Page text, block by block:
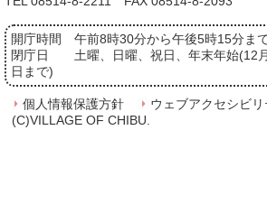
開庁時間
午前8時30分から午後5時15分ま
閉庁日
土曜、日曜、祝日、年末年始(12
日まで)
個人情報保護方針
ウェブアクセシビ
(C)VILLAGE OF CHIBU.